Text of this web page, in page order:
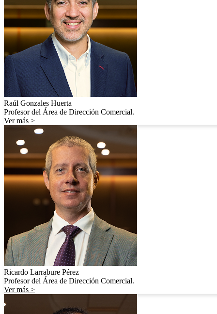
Raúl Gonzales Huerta
Profesor del Área de Dirección Comercial.
Ver más >
Ricardo Larrabure Pérez
Profesor del Área de Dirección Comercial.
Ver más >